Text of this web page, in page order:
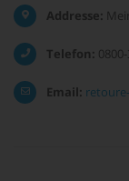
Addresse:
Telefon:
Email: